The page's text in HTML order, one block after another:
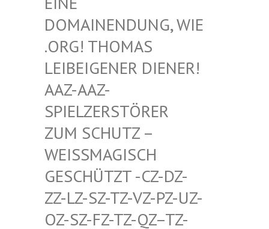
ENDUNG, WIE .ORG!
THOMAS LEIBEI
GENER DIENER! AAZ-AA
Z-SPIELZ
ERSTÖRER ZUM SC
HUTZ – WEISSMA
GISCH GESCHÜT
ZT -CZ-DZ-ZZ-LZ-S
Z-TZ-VZ-PZ-UZ-OZ-SZ-F
Z-TZ-QZ–TZ-HZ-JZ-A